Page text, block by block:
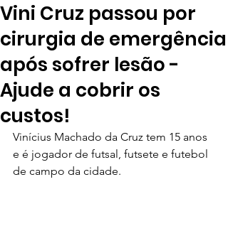
Vini Cruz passou por
cirurgia de emergência
após sofrer lesão -
Ajude a cobrir os
custos!
Vinícius Machado da Cruz tem 15 anos
e é jogador de futsal, futsete e futebol
de campo da cidade.